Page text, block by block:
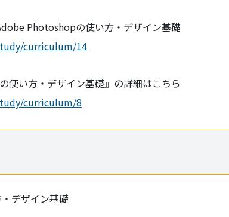
Photoshopの使い方・デザイン基礎
curriculum/14
使い方・デザイン基礎』の詳細はこちら
curriculum/8
デザイン基礎